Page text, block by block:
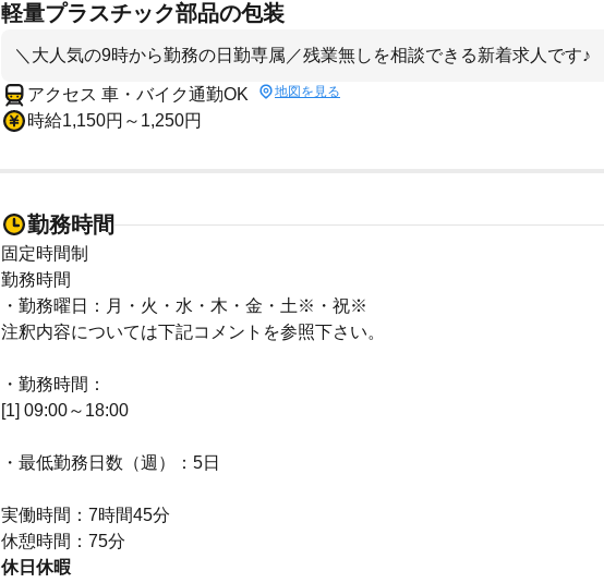
軽量プラスチック部品の包装
＼大人気の9時から勤務の日勤専属／残業無しを相談できる新着求人です♪
アクセス 車・バイク通勤OK 地図を見る
時給1,150円～1,250円
勤務時間
固定時間制
勤務時間
・勤務曜日：月・火・水・木・金・土※・祝※
注釈内容については下記コメントを参照下さい。
・勤務時間：
[1] 09:00～18:00
・最低勤務日数（週）：5日
実働時間：7時間45分
休憩時間：75分
休日休暇